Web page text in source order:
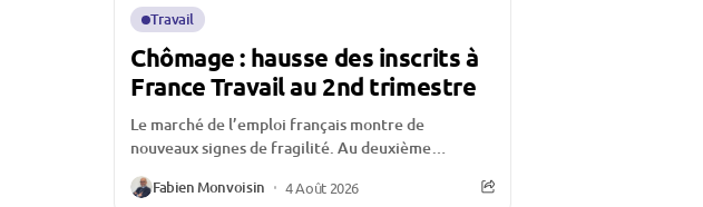
Travail
Chômage : hausse des inscrits à
France Travail au 2nd trimestre
Le marché de l’emploi français montre de
nouveaux signes de fragilité. Au deuxième
trimestre 2026, le nombre de demandeurs
d’emploi inscrits à France...
Fabien Monvoisin 4 Août 2026